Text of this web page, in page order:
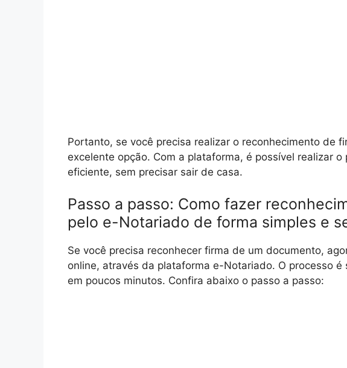
Portanto, se você precisa realizar o reconhecimento de
excelente opção. Com a plataforma, é possível realizar
eficiente, sem precisar sair de casa.
Passo a passo: Como fazer
pelo e-Notariado de forma simples e
Se você precisa reconhecer firma de um documento,
online, através da plataforma e-Notariado. O processo
em poucos minutos. Confira abaixo o passo a passo: